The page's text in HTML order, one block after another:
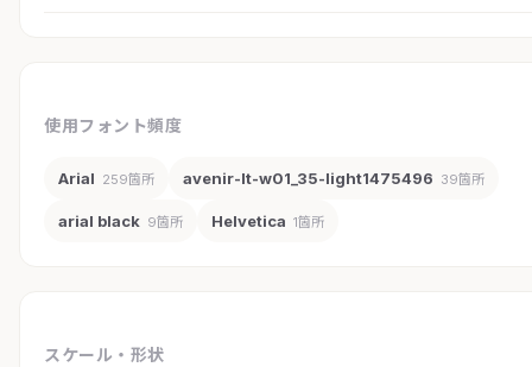
使用フォント頻度
Arial 259箇所 avenir-lt-w01_35-light1475496 39箇所
arial black 9箇所 Helvetica 1箇所
スケール・形状